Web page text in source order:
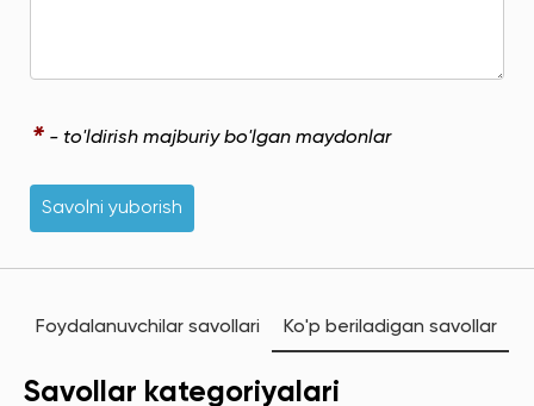
* - to'ldirish majburiy bo'lgan maydonlar
Savolni yuborish
Foydalanuvchilar savollari Ko'p beriladigan savollar
Savollar kategoriyalari